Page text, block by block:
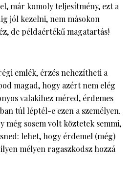
már komoly teljesítmény, ezt a
jól kezelni, nem másokon
de példaértékű magatartás!
emlék, érzés nehezítheti a
magad, hogy azért nem elég
valakihez méred, érdemes
túl léptél-e ezen a személyen.
még sosem volt köztetek semmi,
lehet, hogy érdemel (még)
mélyen ragaszkodsz hozzá